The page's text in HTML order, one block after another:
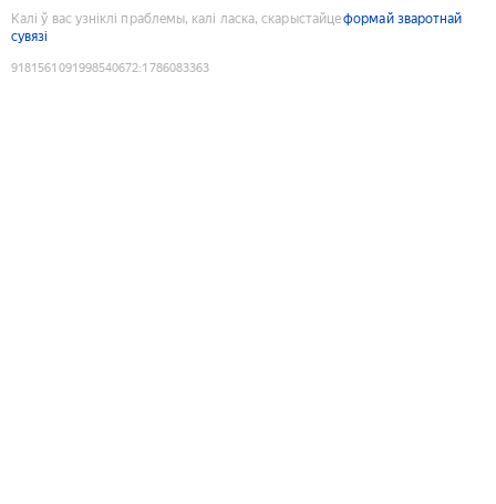
Калі ў вас узніклі праблемы, калі ласка, скарыстайцеформай зваротнай
сувязі
9181561091998540672:1786083363